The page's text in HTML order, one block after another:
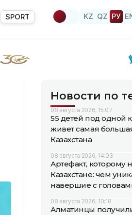
SPORT KZ QZ РУ
Новости по
08 августа 2026, 15:07
55 детей под одной
живет самая
Казахстана
08 августа 2026, 14:03
Артефакт, которому
Казахстане: чем
навершие с
08 августа 2026, 10:18
Алматинцы